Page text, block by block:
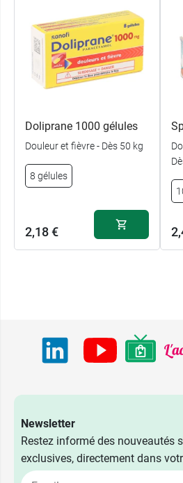
Doliprane 1000 gélules
Douleur et fièvre - Dès 50 kg
8 gélules
2,18 €
Newsletter
Restez informé des nouveautés
exclusives, directement dans